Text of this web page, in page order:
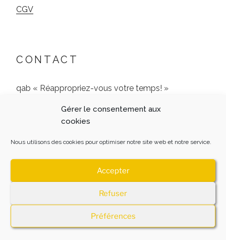
Gérer le consentement aux
cookies
Nous utilisons des cookies pour optimiser notre site web et notre service.
Accepter
Refuser
Préférences
CGV
CONTACT
qab « Réappropriez-vous votre temps! »
9 Rue de l’Archerie, 60680 Jonquières
06 51 24 77 65
MENTIONS LEGALES
Fièrement propulsé par